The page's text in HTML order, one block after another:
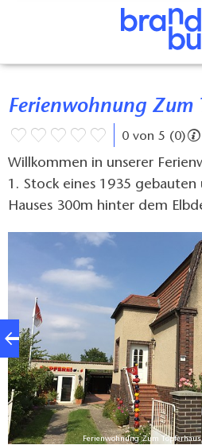
Ferienwohnung Zum
0 von 5 (0)
Willkommen in unserer
1. Stock eines 1935
Hauses 300m hinter dem
Ferienwohnung Zum